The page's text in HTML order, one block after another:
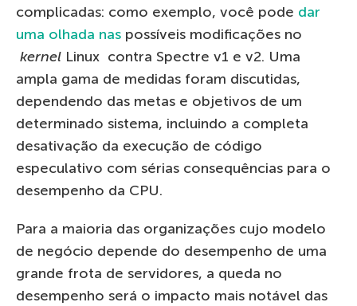
complicadas: como exemplo, você pode dar
uma olhada nas possíveis modificações no
kernel Linux contra Spectre v1 e v2. Uma
ampla gama de medidas foram discutidas,
dependendo das metas e objetivos de um
determinado sistema, incluindo a completa
desativação da execução de código
especulativo com sérias consequências para o
desempenho da CPU.
Para a maioria das organizações cujo modelo
de negócio depende do desempenho de uma
grande frota de servidores, a queda no
desempenho será o impacto mais notável das